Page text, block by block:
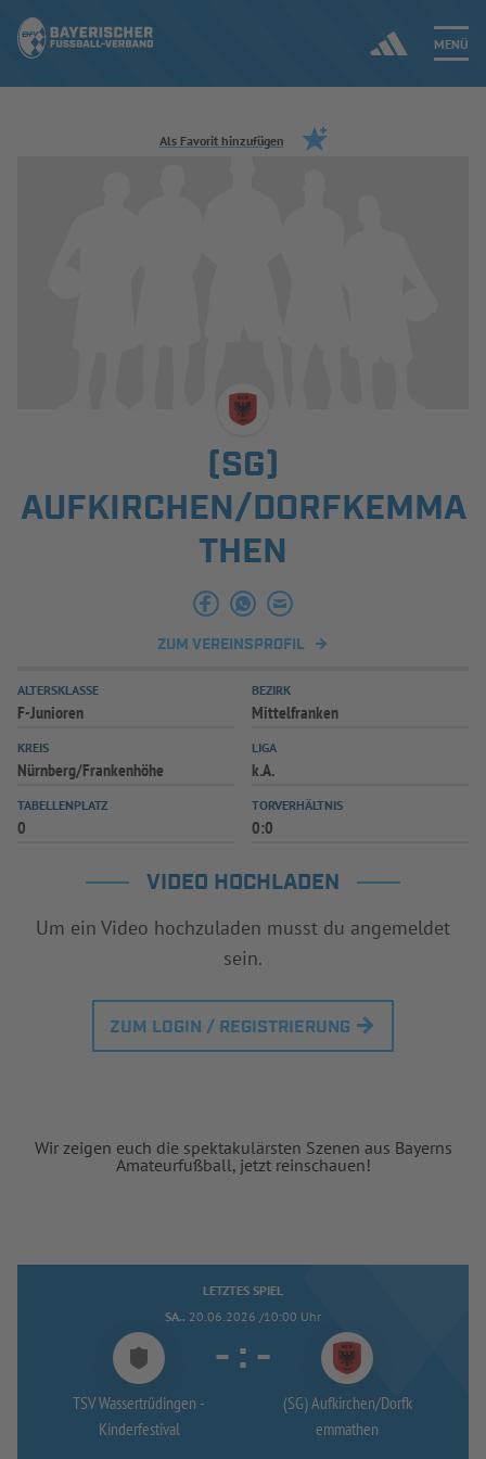
MENÜ
Jetzt einloggen
INFOTHEK SPIELPLUS
Als Favorit hinzufügen
(SG)
AUFKIRCHEN/DORFKEMMA
THEN
ZUM VEREINSPROFIL
ALTERSKLASSE
F-Junioren
BEZIRK
Mittelfranken
KREIS
Nürnberg/Frankenhöhe
LIGA
k.A.
TABELLENPLATZ
0
TORVERHÄLTNIS
0:0
VIDEO HOCHLADEN
Um ein Video hochzuladen musst du angemeldet
sein.
ZUM LOGIN / REGISTRIERUNG
Wir zeigen euch die spektakulärsten Szenen aus Bayerns
Amateurfußball, jetzt reinschauen!
LETZTES SPIEL
SA.. 20.06.2026 /10:00 Uhr
TSV Wassertrüdingen -
Kinderfestival
- : -
(SG) Aufkirchen/Dorfk
emmathen